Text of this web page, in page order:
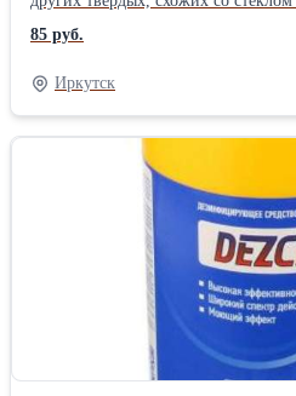
биоразлагаем. Размер фасовки в
литров, укупор - триггер /
скидки.Производитель:
85 руб.
Иркутск